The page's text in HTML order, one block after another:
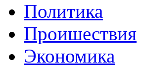
Политика
Проишествия
Экономика